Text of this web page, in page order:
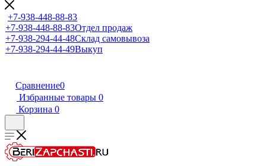
+7-938-448-88-83
+7-938-448-88-83Отдел продаж
+7-938-294-44-48Склад самовывоза
+7-938-294-44-49Выкуп
Сравнение0
Избранные товары 0
Корзина 0